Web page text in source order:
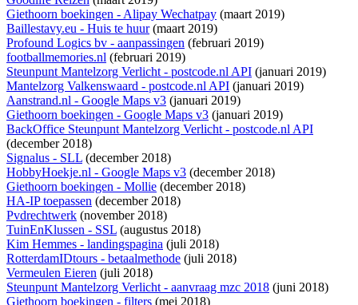
Giethoorn boekingen - Alipay Wechatpay (maart 2019)
Baillestavy.eu - Huis te huur(maart 2019)
Profound Logics bv - aanpassingen (februari 2019)
footballmemories.nl (februari 2019)
Steunpunt Mantelzorg Verlicht - postcode.nl API (januari 2019)
Mantelzorg Valkenswaard - postcode.nl API (januari 2019)
Aanstrand.nl - Google Maps v3 (januari 2019)
Giethoorn boekingen - Google Maps v3 (januari 2019)
BackOffice Steunpunt Mantelzorg Verlicht - postcode.nl API
(december 2018)
Signalus - SLL (december 2018)
HobbyHoekje.nl - Google Maps v3 (december 2018)
Giethoorn boekingen - Mollie (december 2018)
HA-IP toepassen (december 2018)
Pvdrechtwerk (november 2018)
TuinEnKlussen - SSL (augustus 2018)
Kim Hemmes - landingspagina (juli 2018)
RotterdamIDtours - betaalmethode (juli 2018)
Vermeulen Eieren (juli 2018)
Steunpunt Mantelzorg Verlicht - aanvraag mzc 2018 (juni 2018)
Giethoorn boekingen - filters (mei 2018)